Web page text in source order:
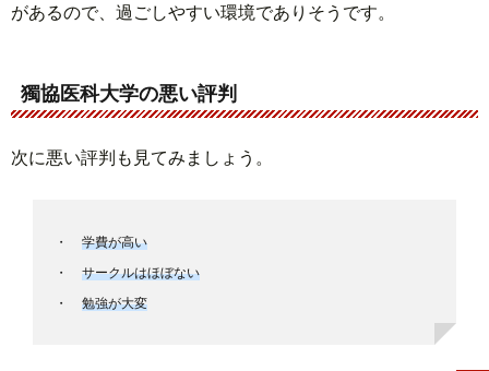
があるので、過ごしやすい環境でありそうです。
獨協医科大学の悪い評判
次に悪い評判も見てみましょう。
学費が高い
サークルはほぼない
勉強が大変